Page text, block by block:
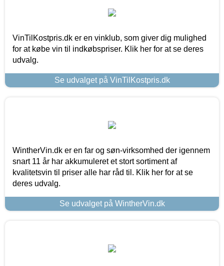
VinTilKostpris.dk er en vinklub, som giver dig mulighed
for at købe vin til indkøbspriser. Klik her for at se deres
udvalg.
Se udvalget på VinTilKostpris.dk
WintherVin.dk er en far og søn-virksomhed der igennem
snart 11 år har akkumuleret et stort sortiment af
kvalitetsvin til priser alle har råd til. Klik her for at se
deres udvalg.
Se udvalget på WintherVin.dk